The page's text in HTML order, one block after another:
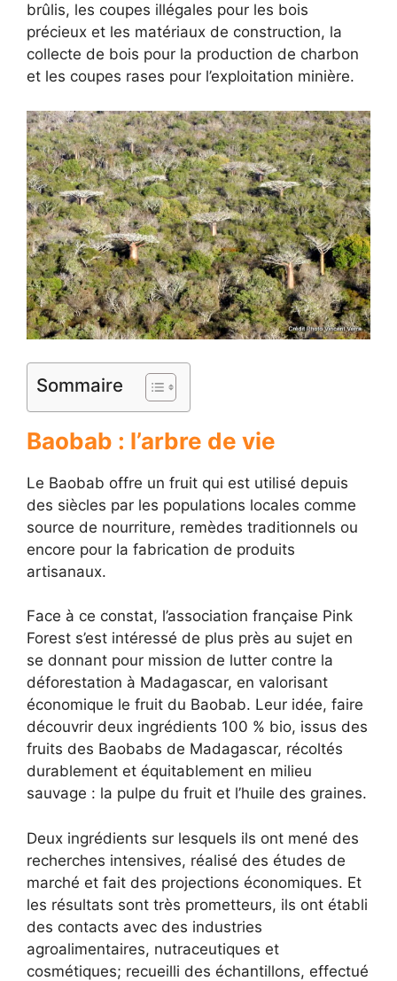
brûlis, les coupes illégales pour les bois
précieux et les matériaux de construction, la
collecte de bois pour la production de charbon
et les coupes rases pour l’exploitation minière.
Sommaire
Baobab : l’arbre de vie
Le Baobab offre un fruit qui est utilisé depuis
des siècles par les populations locales comme
source de nourriture, remèdes traditionnels ou
encore pour la fabrication de produits
artisanaux.
Face à ce constat, l’association française Pink
Forest s’est intéressé de plus près au sujet en
se donnant pour mission de lutter contre la
déforestation à Madagascar, en valorisant
économique le fruit du Baobab. Leur idée, faire
découvrir deux ingrédients 100 % bio, issus des
fruits des Baobabs de Madagascar, récoltés
durablement et équitablement en milieu
sauvage : la pulpe du fruit et l’huile des graines.
Deux ingrédients sur lesquels ils ont mené des
recherches intensives, réalisé des études de
marché et fait des projections économiques. Et
les résultats sont très prometteurs, ils ont établi
des contacts avec des industries
agroalimentaires, nutraceutiques et
cosmétiques; recueilli des échantillons, effectué